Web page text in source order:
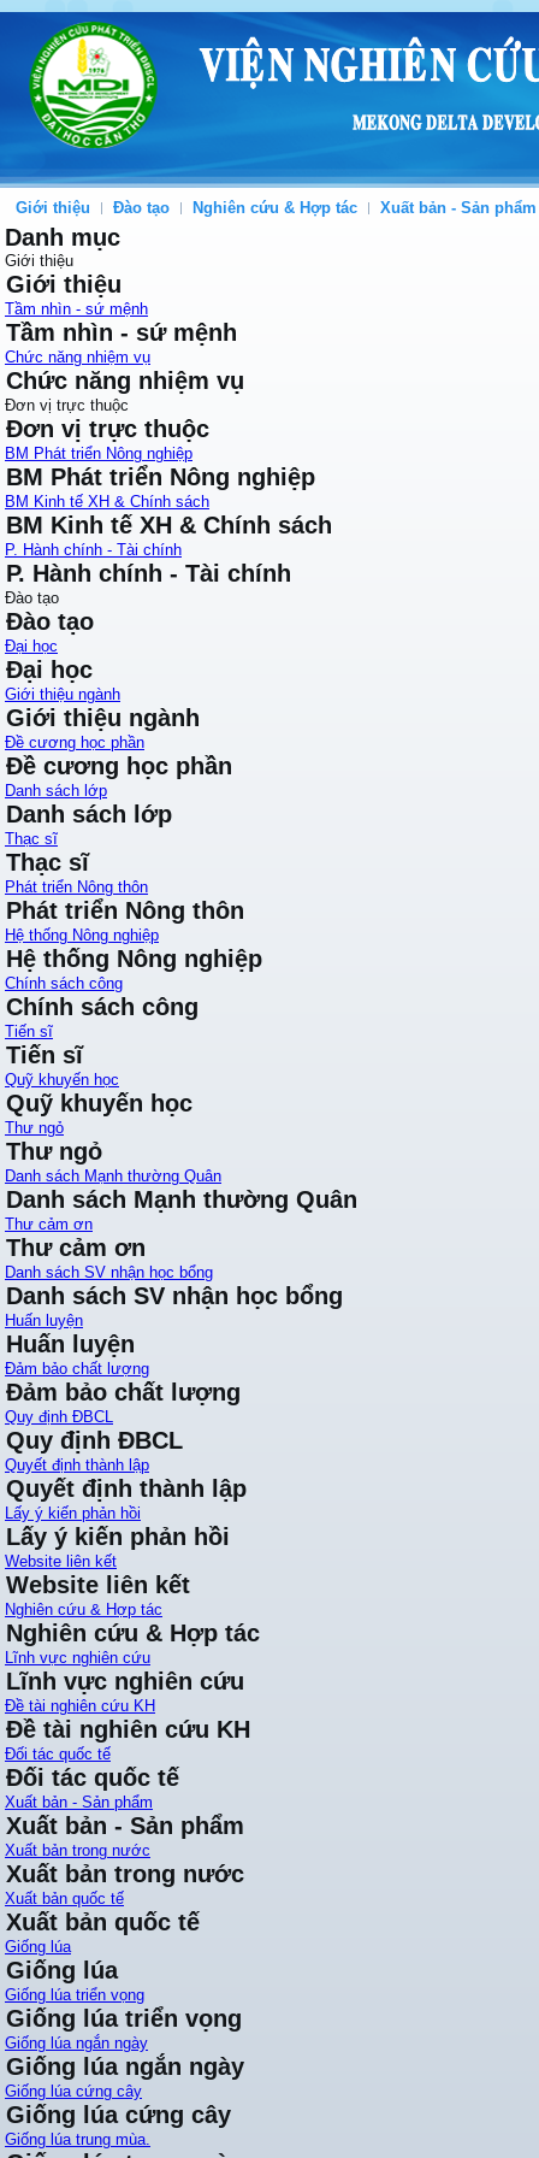
Giới thiệu Đào tạo Nghiên cứu & Hợp tác Xuất bản - Sản phẩm
Danh mục
Giới thiệu
Giới thiệu
Tầm nhìn - sứ mệnh
Tầm nhìn - sứ mệnh
Chức năng nhiệm vụ
Chức năng nhiệm vụ
Đơn vị trực thuộc
Đơn vị trực thuộc
BM Phát triển Nông nghiệp
BM Phát triển Nông nghiệp
BM Kinh tế XH & Chính sách
BM Kinh tế XH & Chính sách
P. Hành chính - Tài chính
P. Hành chính - Tài chính
Đào tạo
Đào tạo
Đại học
Đại học
Giới thiệu ngành
Giới thiệu ngành
Đề cương học phần
Đề cương học phần
Danh sách lớp
Danh sách lớp
Thạc sĩ
Thạc sĩ
Phát triển Nông thôn
Phát triển Nông thôn
Hệ thống Nông nghiệp
Hệ thống Nông nghiệp
Chính sách công
Chính sách công
Tiến sĩ
Tiến sĩ
Quỹ khuyến học
Quỹ khuyến học
Thư ngỏ
Thư ngỏ
Danh sách Mạnh thường Quân
Danh sách Mạnh thường Quân
Thư cảm ơn
Thư cảm ơn
Danh sách SV nhận học bổng
Danh sách SV nhận học bổng
Huấn luyện
Huấn luyện
Đảm bảo chất lượng
Đảm bảo chất lượng
Quy định ĐBCL
Quy định ĐBCL
Quyết định thành lập
Quyết định thành lập
Lấy ý kiến phản hồi
Lấy ý kiến phản hồi
Website liên kết
Website liên kết
Nghiên cứu & Hợp tác
Nghiên cứu & Hợp tác
Lĩnh vực nghiên cứu
Lĩnh vực nghiên cứu
Đề tài nghiên cứu KH
Đề tài nghiên cứu KH
Đối tác quốc tế
Đối tác quốc tế
Xuất bản - Sản phẩm
Xuất bản - Sản phẩm
Xuất bản trong nước
Xuất bản trong nước
Xuất bản quốc tế
Xuất bản quốc tế
Giống lúa
Giống lúa
Giống lúa triển vọng
Giống lúa triển vọng
Giống lúa ngắn ngày
Giống lúa ngắn ngày
Giống lúa cứng cây
Giống lúa cứng cây
Giống lúa trung mùa.